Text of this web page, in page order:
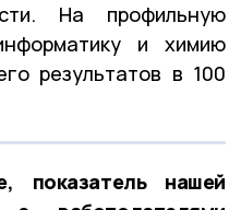
На профильную
и химию
результатов в 100
нашей